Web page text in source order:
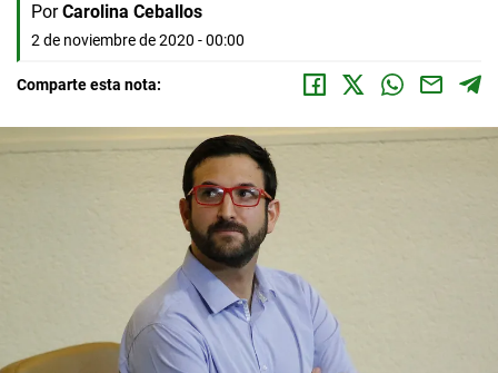
Por Carolina Ceballos
2 de noviembre de 2020 - 00:00
Comparte esta nota: